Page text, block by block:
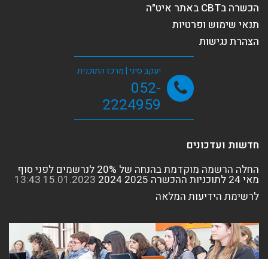
הכשרה בCBT באתר איט"ה
תנאי שימוש ופרטיות
הצהרת נגישות
יעקב סיני | מרכז התוכנית
052-
2224959
חדשות ועדכונים
החלה הרשמה מוקדמת בהנחה של 20% לנרשמים לפני סוף
מאי 24 לתוכניות ההכשרה 2025 2024 15.01.2023
13:43
לרשימת הידיעות המלאה